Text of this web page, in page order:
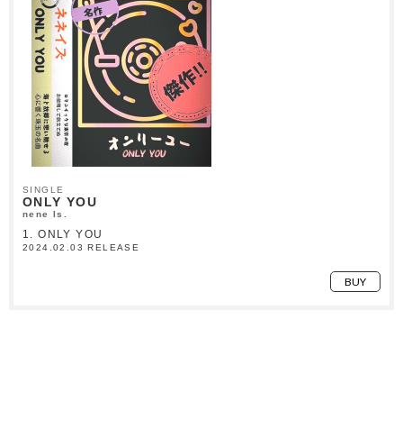
SINGLE
ONLY YOU
nene Is.
1. ONLY YOU
2024.02.03 RELEASE
BUY